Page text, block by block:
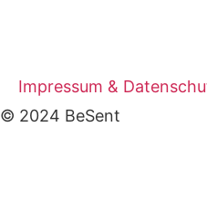
Impressum &
© 2024 BeSent